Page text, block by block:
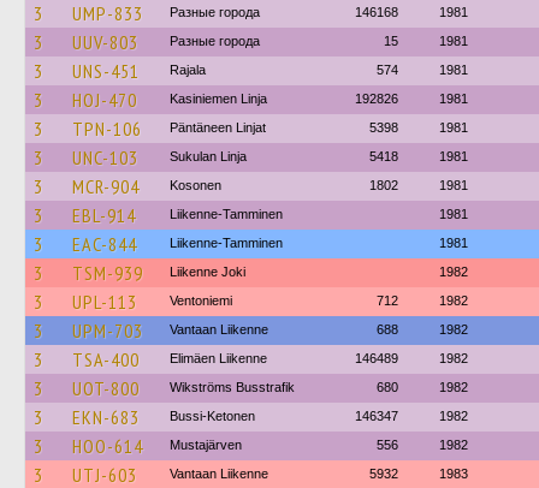
3 UMP-833 Разные города 146168 1981
3 UUV-803 Разные города 15 1981
3 UNS-451 Rajala 574 1981
3 HOJ-470 Kasiniemen Linja 192826 1981
3 TPN-106 Päntäneen Linjat 5398 1981
3 UNC-103 Sukulan Linja 5418 1981
3 MCR-904 Kosonen 1802 1981
3 EBL-914 Liikenne-Tamminen 1981
3 EAC-844 Liikenne-Tamminen 1981
3 TSM-939 Liikenne Joki 1982
3 UPL-113 Ventoniemi 712 1982
3 UPM-703 Vantaan Liikenne 688 1982
3 TSA-400 Elimäen Liikenne 146489 1982
3 UOT-800 Wikströms Busstrafik 680 1982
3 EKN-683 Bussi-Ketonen 146347 1982
3 HOO-614 Mustajärven 556 1982
3 UTJ-603 Vantaan Liikenne 5932 1983